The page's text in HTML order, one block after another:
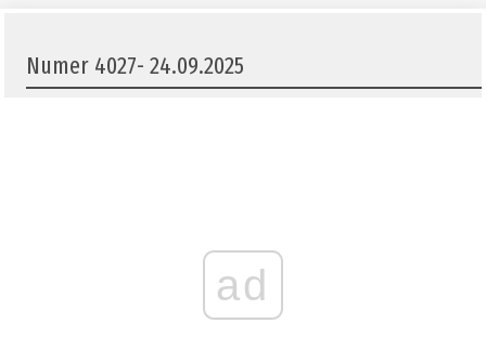
Numer 4027- 24.09.2025
ad